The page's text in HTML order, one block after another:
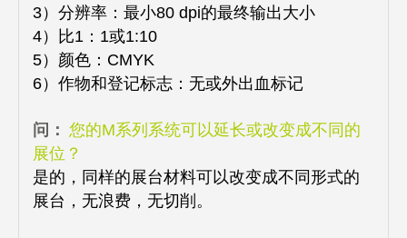
3）分辨率：最小80 dpi的最终输出大小
4）比1：1或1:10
5）颜色：CMYK
6）作物和登记标志：无或外出血标记
问： 您的M系列系统可以延长或改变成不同的
展位？
是的，同样的展台材料可以改变成不同形式的
展台，无浪费，无切削。